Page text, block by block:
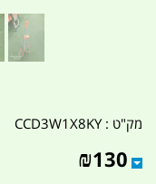
מק"ט :CCD3W1X8KY
₪130